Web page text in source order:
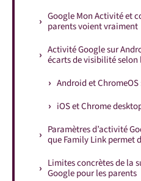
Google Mon Activité et
parents voient vraiment
Activité Google sur
écarts de visibilité
Android et
iOS et Chrome
Paramètres d’activité
que Family Link permet
Limites concrètes de la
Google pour les parents